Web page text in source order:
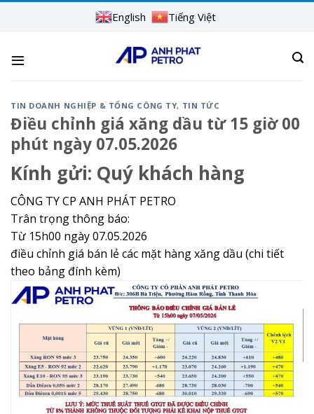
English Tiếng Việt
TIN DOANH NGHIỆP & TỔNG CÔNG TY, TIN TỨC
Điều chỉnh giá xăng dầu từ 15 giờ 00
phút ngày 07.05.2026
Kính gửi: Quý khách hàng
CÔNG TY CP ANH PHÁT PETRO
Trân trọng thông báo:
Từ 15h00 ngày 07.05.2026
điều chỉnh giá bán lẻ các mặt hàng xăng dầu (chi tiết
theo bảng đính kèm)